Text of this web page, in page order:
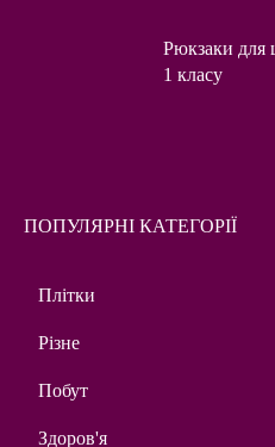
Рюкзаки для
1 класу
ПОПУЛЯРНІ КАТЕГОРІЇ
Плітки
Різне
Побут
Здоров'я